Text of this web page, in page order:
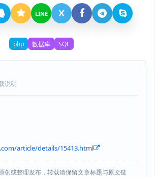
LINE X
php 数据库 SQL
说明
article/details/15413.html
创或整理发布，转载请保留文章标题与原文链